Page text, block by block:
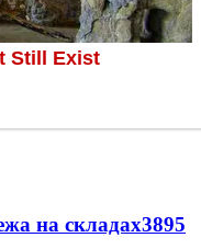
на складах3895